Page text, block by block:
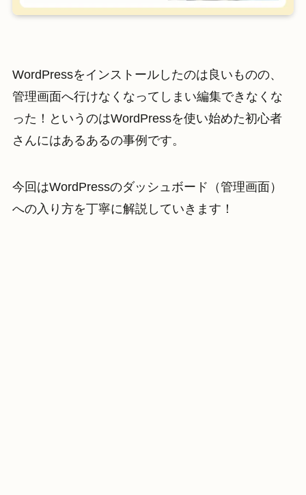
WordPressをインストールしたのは良いものの、
管理画面へ行けなくなってしまい編集できなくな
った！というのはWordPressを使い始めた初心者
さんにはあるあるの事例です。
今回はWordPressのダッシュボード（管理画面）
への入り方を丁寧に解説していきます！